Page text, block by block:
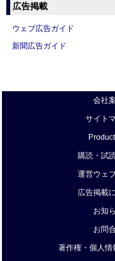
広告掲載
ウェブ広告ガイド
新聞広告ガイド
会社
サイト
購読・試
運営ウェ
広告掲載
お知
お問
著作権・個人情